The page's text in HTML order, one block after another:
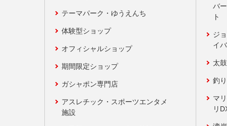
テーマパーク・ゆうえんち
体験型ショップ
オフィシャルショップ
期間限定ショップ
ガシャポン専門店
アスレチック・スポーツエンタメ
施設
バ
ト
ジ
イ
太
釣
マ
リ